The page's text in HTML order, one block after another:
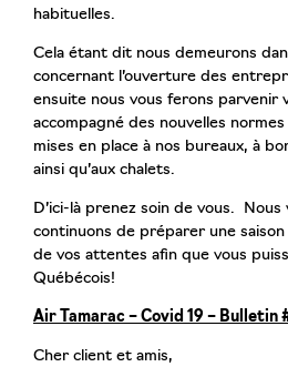
habituelles.
Cela étant dit nous demeurons
concernant l’ouverture des
ensuite nous vous ferons
accompagné des nouvelles
mises en place à nos bureaux, à
ainsi qu’aux chalets.
D’ici-là prenez soin de vous.
continuons de préparer une
de vos attentes afin que vous
Québécois!
Air Tamarac – Covid 19 – Bulletin
Cher client et amis,